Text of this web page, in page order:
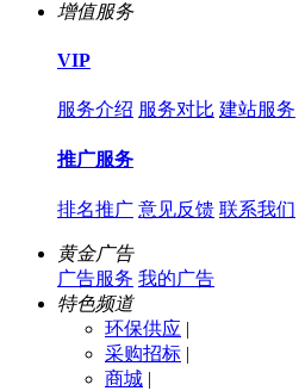
增值服务
VIP
服务介绍 服务对比 建站服务
推广服务
排名推广 意见反馈 联系我们
黄金广告
广告服务 我的广告
特色频道
环保供应 |
采购招标 |
商城 |